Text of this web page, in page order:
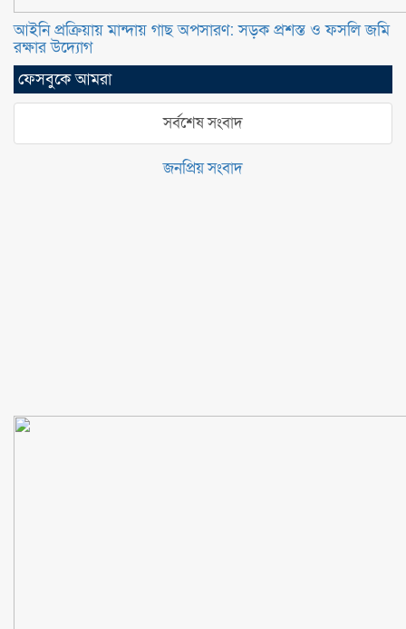
আইনি প্রক্রিয়ায় মান্দায় গাছ অপসারণ: সড়ক প্রশস্ত ও ফসলি জমি
রক্ষার উদ্যোগ
ফেসবুকে আমরা
সর্বশেষ সংবাদ
জনপ্রিয় সংবাদ